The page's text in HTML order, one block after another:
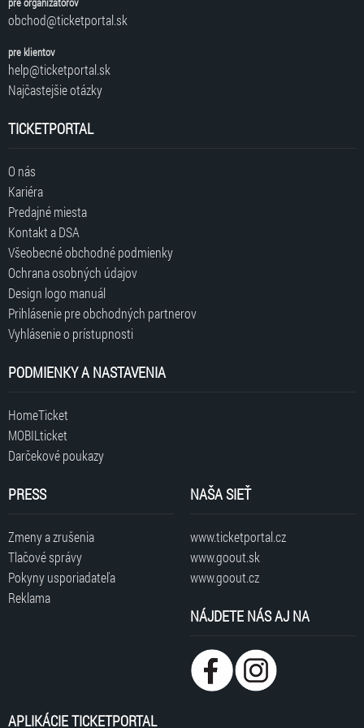
obchod@ticketportal.sk
pre klientov
help@ticketportal.sk
Najčastejšie otázky
TICKETPORTAL
O nás
Kariéra
Predajné miesta
Kontakt a DSA
Všeobecné obchodné podmienky
Ochrana osobných údajov
Design logo manuál
Prihlásenie pre obchodných partnerov
Vyhlásenie o prístupnosti
PODMIENKY A NASTAVENIA
HomeTicket
MOBILticket
Darčekové poukazy
PRESS
Zmeny a zrušenia
Tlačové správy
Pokyny usporiadateľa
Reklama
NAŠA SIEŤ
www.ticketportal.cz
www.goout.sk
www.goout.cz
NÁJDETE NÁS AJ NA
APLIKÁCIE TICKETPORTAL